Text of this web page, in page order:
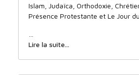
Islam, Judaïca, Orthodoxie,
Présence Protestante et Le Jour
Lire la suite...